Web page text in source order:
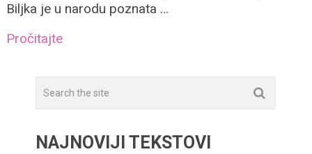
Biljka je u narodu poznata …
Pročitajte
NAJNOVIJI TEKSTOVI